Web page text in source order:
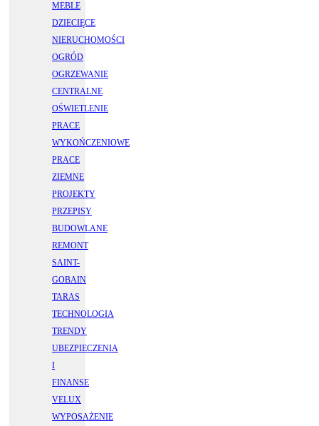
MEBLE
DZIECIĘCE
NIERUCHOMOŚCI
OGRÓD
OGRZEWANIE
CENTRALNE
OŚWIETLENIE
PRACE
WYKOŃCZENIOWE
PRACE
ZIEMNE
PROJEKTY
PRZEPISY
BUDOWLANE
REMONT
SAINT-
GOBAIN
TARAS
TECHNOLOGIA
TRENDY
UBEZPIECZENIA
I
FINANSE
VELUX
WYPOSAŻENIE